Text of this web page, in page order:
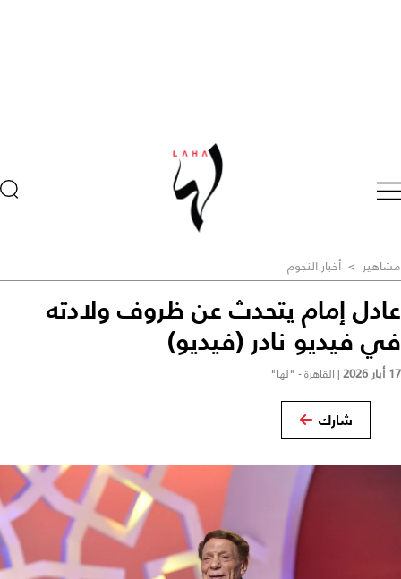
مشاهير > أخبار النجوم
عادل إمام يتحدث عن ظروف ولادته
في فيديو نادر (فيديو)
17 أيار 2026 | القاهرة - "لها"
شارك